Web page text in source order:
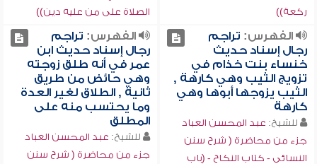
ركعة))
الصلاة على من عليه دين))
الفهرس: تراجم
رجال إسناد حديث
خنساء بنت خذام في
تزويج الثيب وهي كارهة ,
الثيب يزوجها أبوها وهي
كارهة
للشيخ: عبد المحسن العباد
جزء من محاضرة ( شرح سنن
النسائي - كتاب النكاح - (باب
الفهرس: تراجم
رجال إسناد حديث ابن
عمر في أنه طلق زوجته
وهي حائض من طريق
ثانية , الطلاق لغير العدة
وما يحتسب منه على
المطلق
للشيخ: عبد المحسن العباد
جزء من محاضرة ( شرح سنن